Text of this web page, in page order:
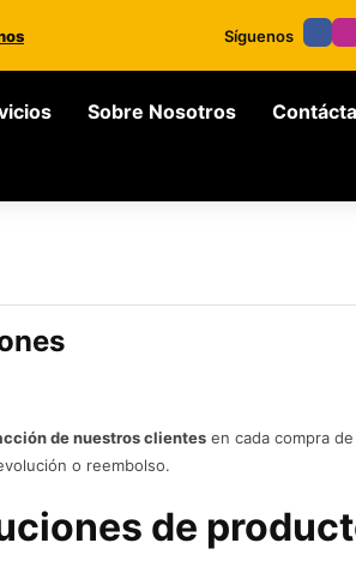
Síguenos
Sobre Nosotros
de nuestros clientes en cada compra
o reembolso.
de